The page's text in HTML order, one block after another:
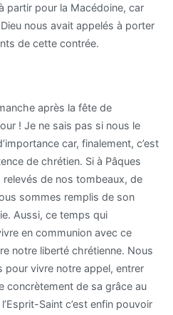
partir pour la Macédoine, car
nous avait appelés à porter
de cette contrée.
après la fête de
! Je ne sais pas si nous le
car, finalement, c’est
de chrétien. Si à Pâques
de nos tombeaux, de
sommes remplis de son
Aussi, ce temps qui
en communion avec ce
notre liberté chrétienne. Nous
pour vivre notre appel, entrer
concrètement de sa grâce au
Saint c’est enfin pouvoir